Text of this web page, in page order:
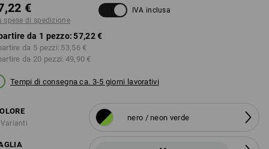
€
spese di spedizione
IVA inclusa
da 1 pezzo: 57,22 €
da 5 pezzi: 53,56 €
da 20 pezzi: 49,90 €
Tempi di consegna ca. 3-5 giorni lavorativi
nero / neon verde